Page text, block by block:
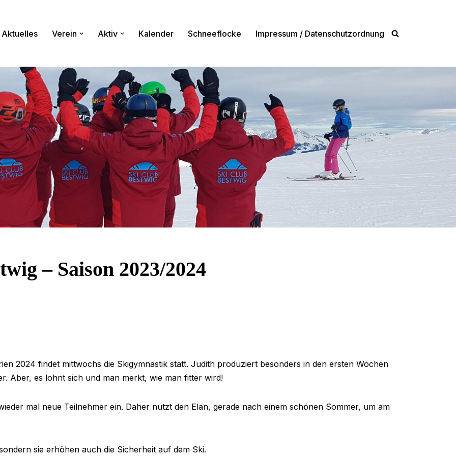
Aktuelles Verein Aktiv Kalender Schneeflocke Impressum / Datenschutzordnung
– Saison 2023/2024
2024 findet mittwochs die Skigymnastik statt. Judith produziert besonders in den ersten Wochen
Aber, es lohnt sich und man merkt, wie man fitter wird!
mal neue Teilnehmer ein. Daher nutzt den Elan, gerade nach einem schönen Sommer, um am
sie erhöhen auch die Sicherheit auf dem Ski.